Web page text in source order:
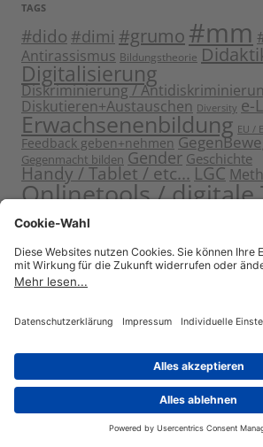
TAGS
#dido #dimi #grumo #mm
Antirassismus Bildungstheorie
Digitalisierung
Diskriminierung /
Diskutieren+Austauschen Diversity e-
Erwachsenenbildung EU /
Feedback geben+nehmen
Gegenmacht bilden Gender Geschichte
Handy / Tablet / etc... LGC
Onlinetools / digitale
Politische Bildung
Sensibilisieren Sichern+Verankern
Starten+Kennenlernen Tagung
VideoVisualisierung
Stolz präsentiert von WordPress